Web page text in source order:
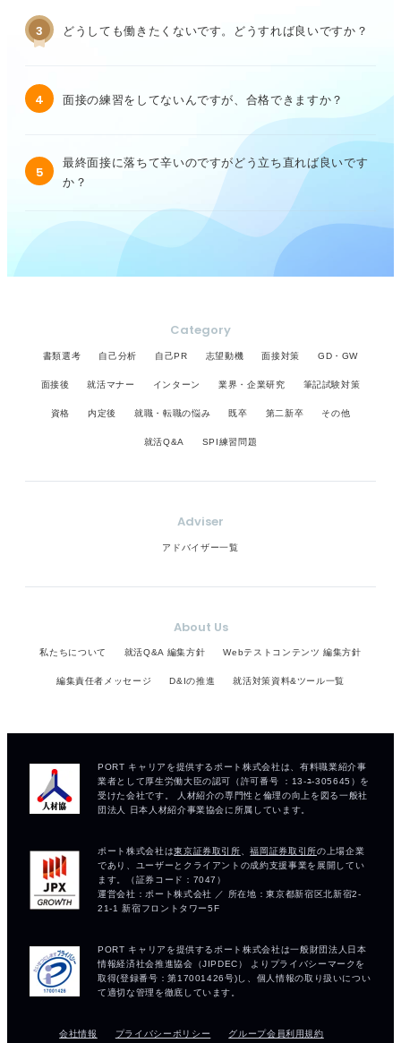
3 どうしても働きたくないです。どうすれば良いですか？
4 面接の練習をしてないんですが、合格できますか？
5
最終面接に落ちて辛いのですがどう立ち直れば良いです
か？
Category
書類選考 自己分析 自己PR 志望動機 面接対策 GD・GW
面接後 就活マナー インターン 業界・企業研究 筆記試験対策
資格 内定後 就職・転職の悩み 既卒 第二新卒 その他
就活Q&A SPI練習問題
Adviser
アドバイザー一覧
About Us
私たちについて 就活Q&A 編集方針 Webテストコンテンツ 編集方針
編集責任者メッセージ D&Iの推進 就活対策資料&ツール一覧
会社情報 プライバシーポリシー グループ会員利用規約